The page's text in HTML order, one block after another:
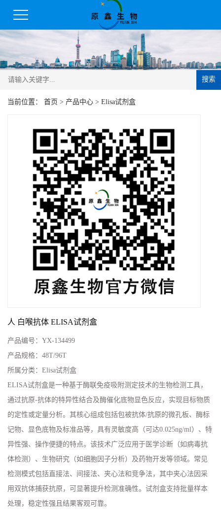
搜索
当前位置： 首页 > 产品中心 > Elisa试剂盒
人 白喉抗体 ELISA试剂盒
产品编号： YX-134499
产品规格： 48T/96T
所属分类： Elisa试剂盒
ELISA试剂盒是一种基于酶联免疫吸附测定技术的生物检测工具，
通过抗原-抗体的特异性结合及酶催化底物显色反应，实现目标物质
的定性或定量分析。其核心组成包括包被抗体/抗原的微孔板、酶标
记物、显色底物及标准品等，具有灵敏度高（可达0.025ng/ml）、特
异性强、操作便捷的特点。该技术广泛应用于医学诊断（如病毒抗
体检测）、生物研究（如细胞因子分析）及药物开发等领域。常见
检测模式包括直接法、间接法、夹心法和竞争法，其中夹心法因采
用双抗体捕获抗原，可显著提升检测准确性。试剂盒支持批量样本
处理，稳定性强且结果客观可靠。